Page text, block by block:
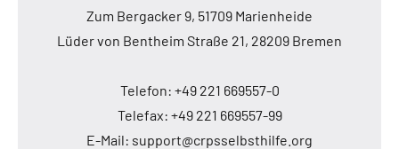
Zum Bergacker 9, 51709 Marienheide
Lüder von Bentheim Straße 21, 28209 Bremen
Telefon: +49 221 669557-0
Telefax: +49 221 669557-99
E-Mail: support@crpsselbsthilfe.org